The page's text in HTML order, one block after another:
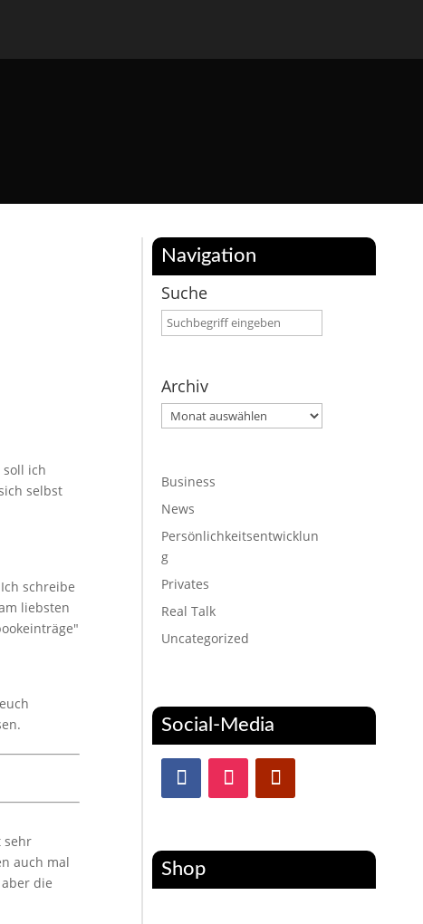
ich
selbst
schreibe
liebsten
sehr
auch mal
die
Navigation
Suche
Archiv
Archiv
Business
News
Persönlichkeitsentwicklun
g
Privates
Real Talk
Uncategorized
Social-Media
Shop